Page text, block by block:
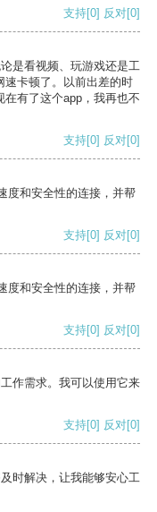
支持[0] 反对[0]
是看视频、玩游戏还是工
速卡顿了。以前出差的时
有了这个app，我再也不
支持[0] 反对[0]
度和安全性的连接，并帮
支持[0] 反对[0]
度和安全性的连接，并帮
支持[0] 反对[0]
作需求。我可以使用它来
支持[0] 反对[0]
时解决，让我能够安心工